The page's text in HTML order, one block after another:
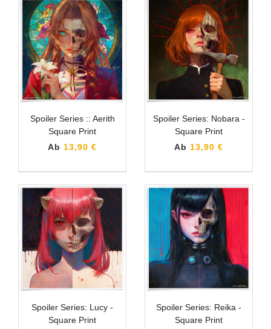
Spoiler Series :: Aerith
Square Print
Ab 13,90 €
Spoiler Series: Nobara -
Square Print
Ab 13,90 €
Spoiler Series: Lucy -
Square Print
Spoiler Series: Reika -
Square Print